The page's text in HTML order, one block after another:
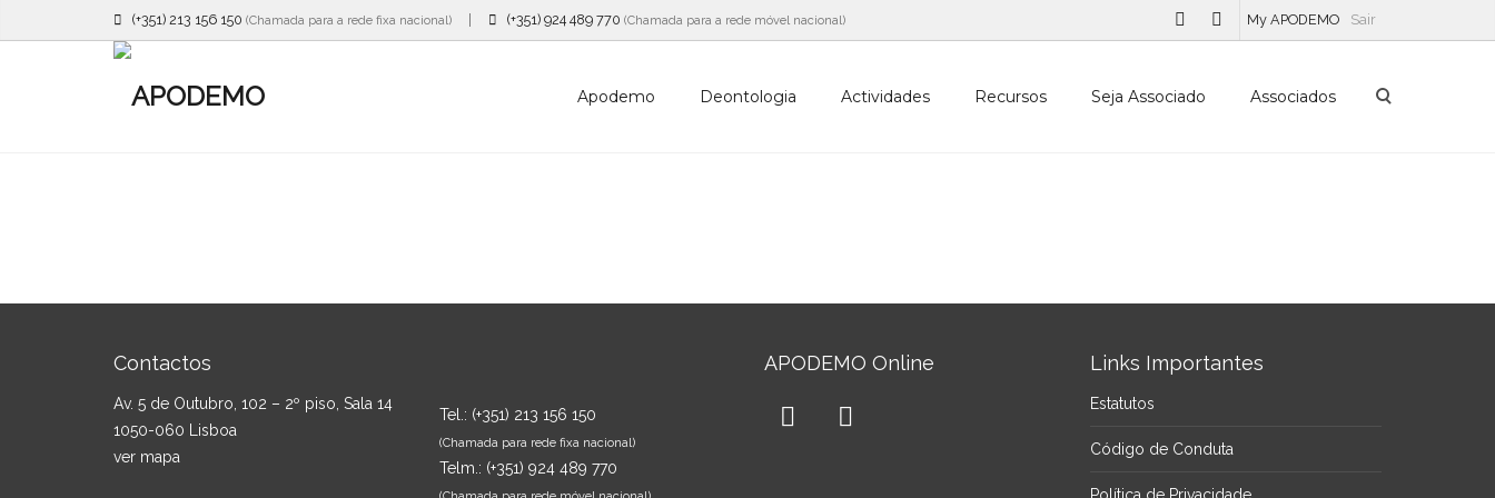
(+351) 213 156 150 (Chamada para a rede fixa nacional) (+351) 924 489 770 (Chamada para a rede móvel nacional) My APODEMO Sair
Apodemo Deontologia Actividades Recursos Seja Associado Associados
Contactos
Av. 5 de Outubro, 102 – 2º piso, Sala 14
1050-060 Lisboa
ver mapa
Tel.: (+351) 213 156 150
(Chamada para rede fixa nacional)
Telm.: (+351) 924 489 770
APODEMO Online Links Importantes
Estatutos
Código de Conduta